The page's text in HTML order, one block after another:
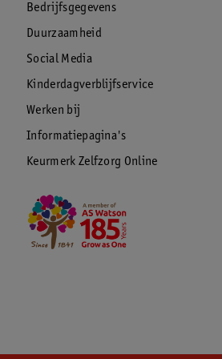
Bedrijfsgegevens
Duurzaamheid
Social Media
Kinderdagverblijfservice
Werken bij
Informatiepagina's
Keurmerk Zelfzorg Online